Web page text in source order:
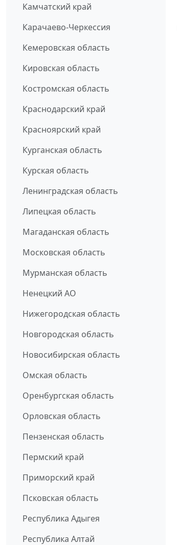
Камчатский край
Карачаево-Черкессия
Кемеровская область
Кировская область
Костромская область
Краснодарский край
Красноярский край
Курганская область
Курская область
Ленинградская область
Липецкая область
Магаданская область
Московская область
Мурманская область
Ненецкий АО
Нижегородская область
Новгородская область
Новосибирская область
Омская область
Оренбургская область
Орловская область
Пензенская область
Пермский край
Приморский край
Псковская область
Республика Адыгея
Республика Алтай